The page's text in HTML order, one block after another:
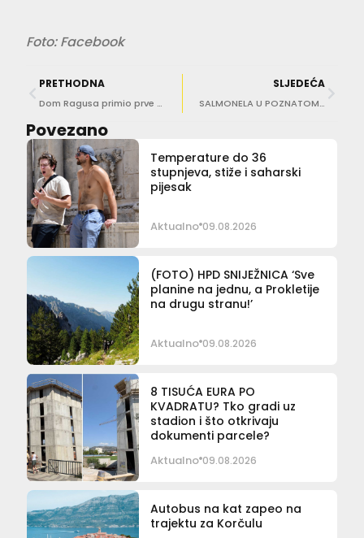
Foto: Facebook
PRETHODNA
Dom Ragusa primio prve korisnike. Gradonačelnik tvrdi: Interes je jako, jako velik
SLJEDEĆA
SALMONELA U POZNATOM PRŠUTU Ako ste kupili ovaj proizvod ne konzumirajte ga!
Povezano
Temperature do 36
stupnjeva, stiže i saharski
pijesak
Aktualno 09.08.2026
(FOTO) HPD SNIJEŽNICA ‘Sve
planine na jednu, a Prokletije
na drugu stranu!’
Aktualno 09.08.2026
8 TISUĆA EURA PO
KVADRATU? Tko gradi uz
stadion i što otkrivaju
dokumenti parcele?
Aktualno 09.08.2026
Autobus na kat zapeo na
trajektu za Korčulu